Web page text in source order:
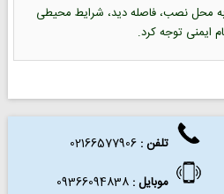
به محل نصب، فاصله دید، شرایط محیطی
ایمنی توجه کرد.
تلفن:
02166577906
موبایل :